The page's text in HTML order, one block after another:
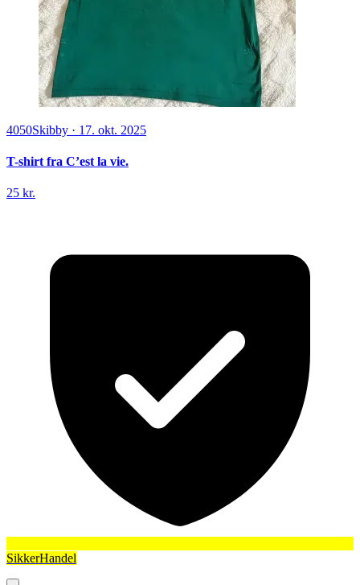
4050Skibby · 17. okt. 2025
T-shirt fra C’est la vie.
25 kr.
SikkerHandel